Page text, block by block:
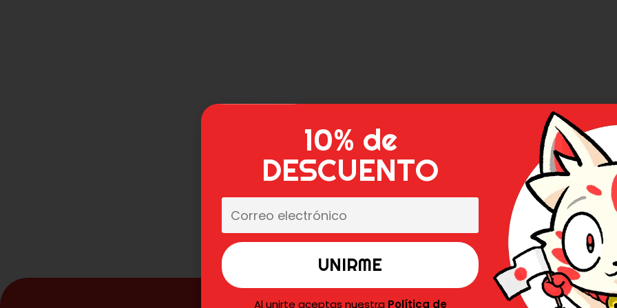
10% de
DESCUENTO
Al unirte aceptas nuestra Política de